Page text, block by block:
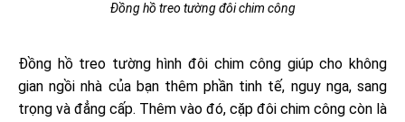
Đồng hồ treo tường đôi chim công
Đồng hồ treo tường hình đôi chim công giúp cho không
gian ngồi nhà của bạn thêm phần tinh tế, nguy nga, sang
trọng và đẳng cấp. Thêm vào đó, cặp đôi chim công còn là